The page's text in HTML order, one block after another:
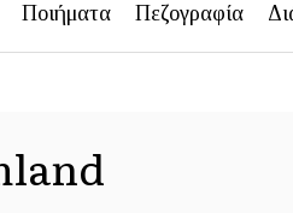
Ποιήματα Πεζογραφία